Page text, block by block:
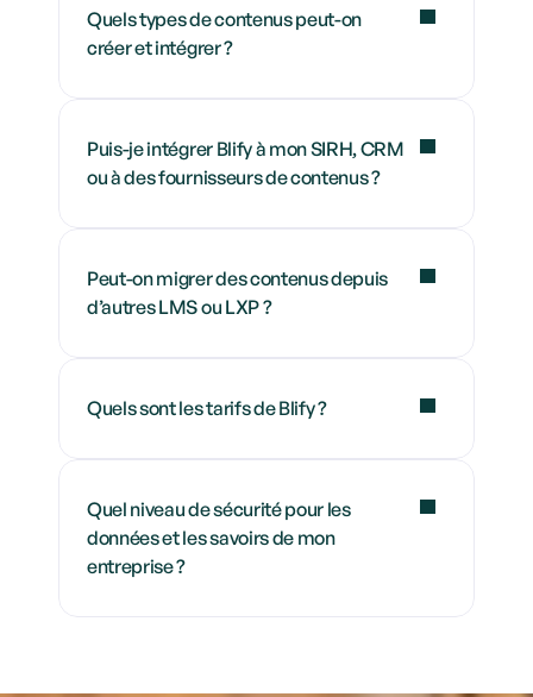
Quels types de contenus peut-on
créer et intégrer ?
Puis-je intégrer Blify à mon SIRH, CRM
ou à des fournisseurs de contenus ?
Peut-on migrer des contenus depuis
d’autres LMS ou LXP ?
Quels sont les tarifs de Blify ?
Quel niveau de sécurité pour les
données et les savoirs de mon
entreprise ?